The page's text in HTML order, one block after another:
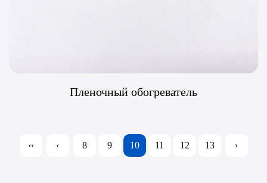
Пленочный обогреватель
‹‹ ‹ 8 9 10 11 12 13 ›